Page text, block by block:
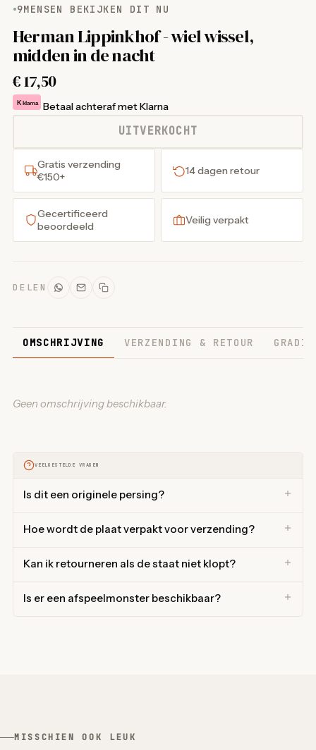
9MENSEN BEKIJKEN DIT NU
Herman Lippinkhof - wiel wissel,
midden in de nacht
€17,50
K klarna Betaal achteraf met Klarna
UITVERKOCHT
Gratis verzending
€150+
14 dagen retour
Gecertificeerd
beoordeeld
Veilig verpakt
DELEN
OMSCHRIJVING VERZENDING & RETOUR
Geen omschrijving beschikbaar.
VEELGESTELDE VRAGEN
Is dit een originele persing?
Hoe wordt de plaat verpakt voor verzending?
Kan ik retourneren als de staat niet klopt?
Is er een afspeelmonster beschikbaar?
MISSCHIEN OOK LEUK